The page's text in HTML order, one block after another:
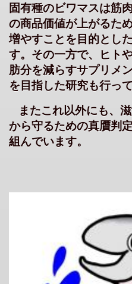
固有種のビワマスは筋
の商品価値が上がるた
増やすことを目的とし
す。その一方で、ヒト
肪分を減らすサプリメ
を目指した研究も行って
またこれ以外にも、
から守るための真贋判
組んでいます。